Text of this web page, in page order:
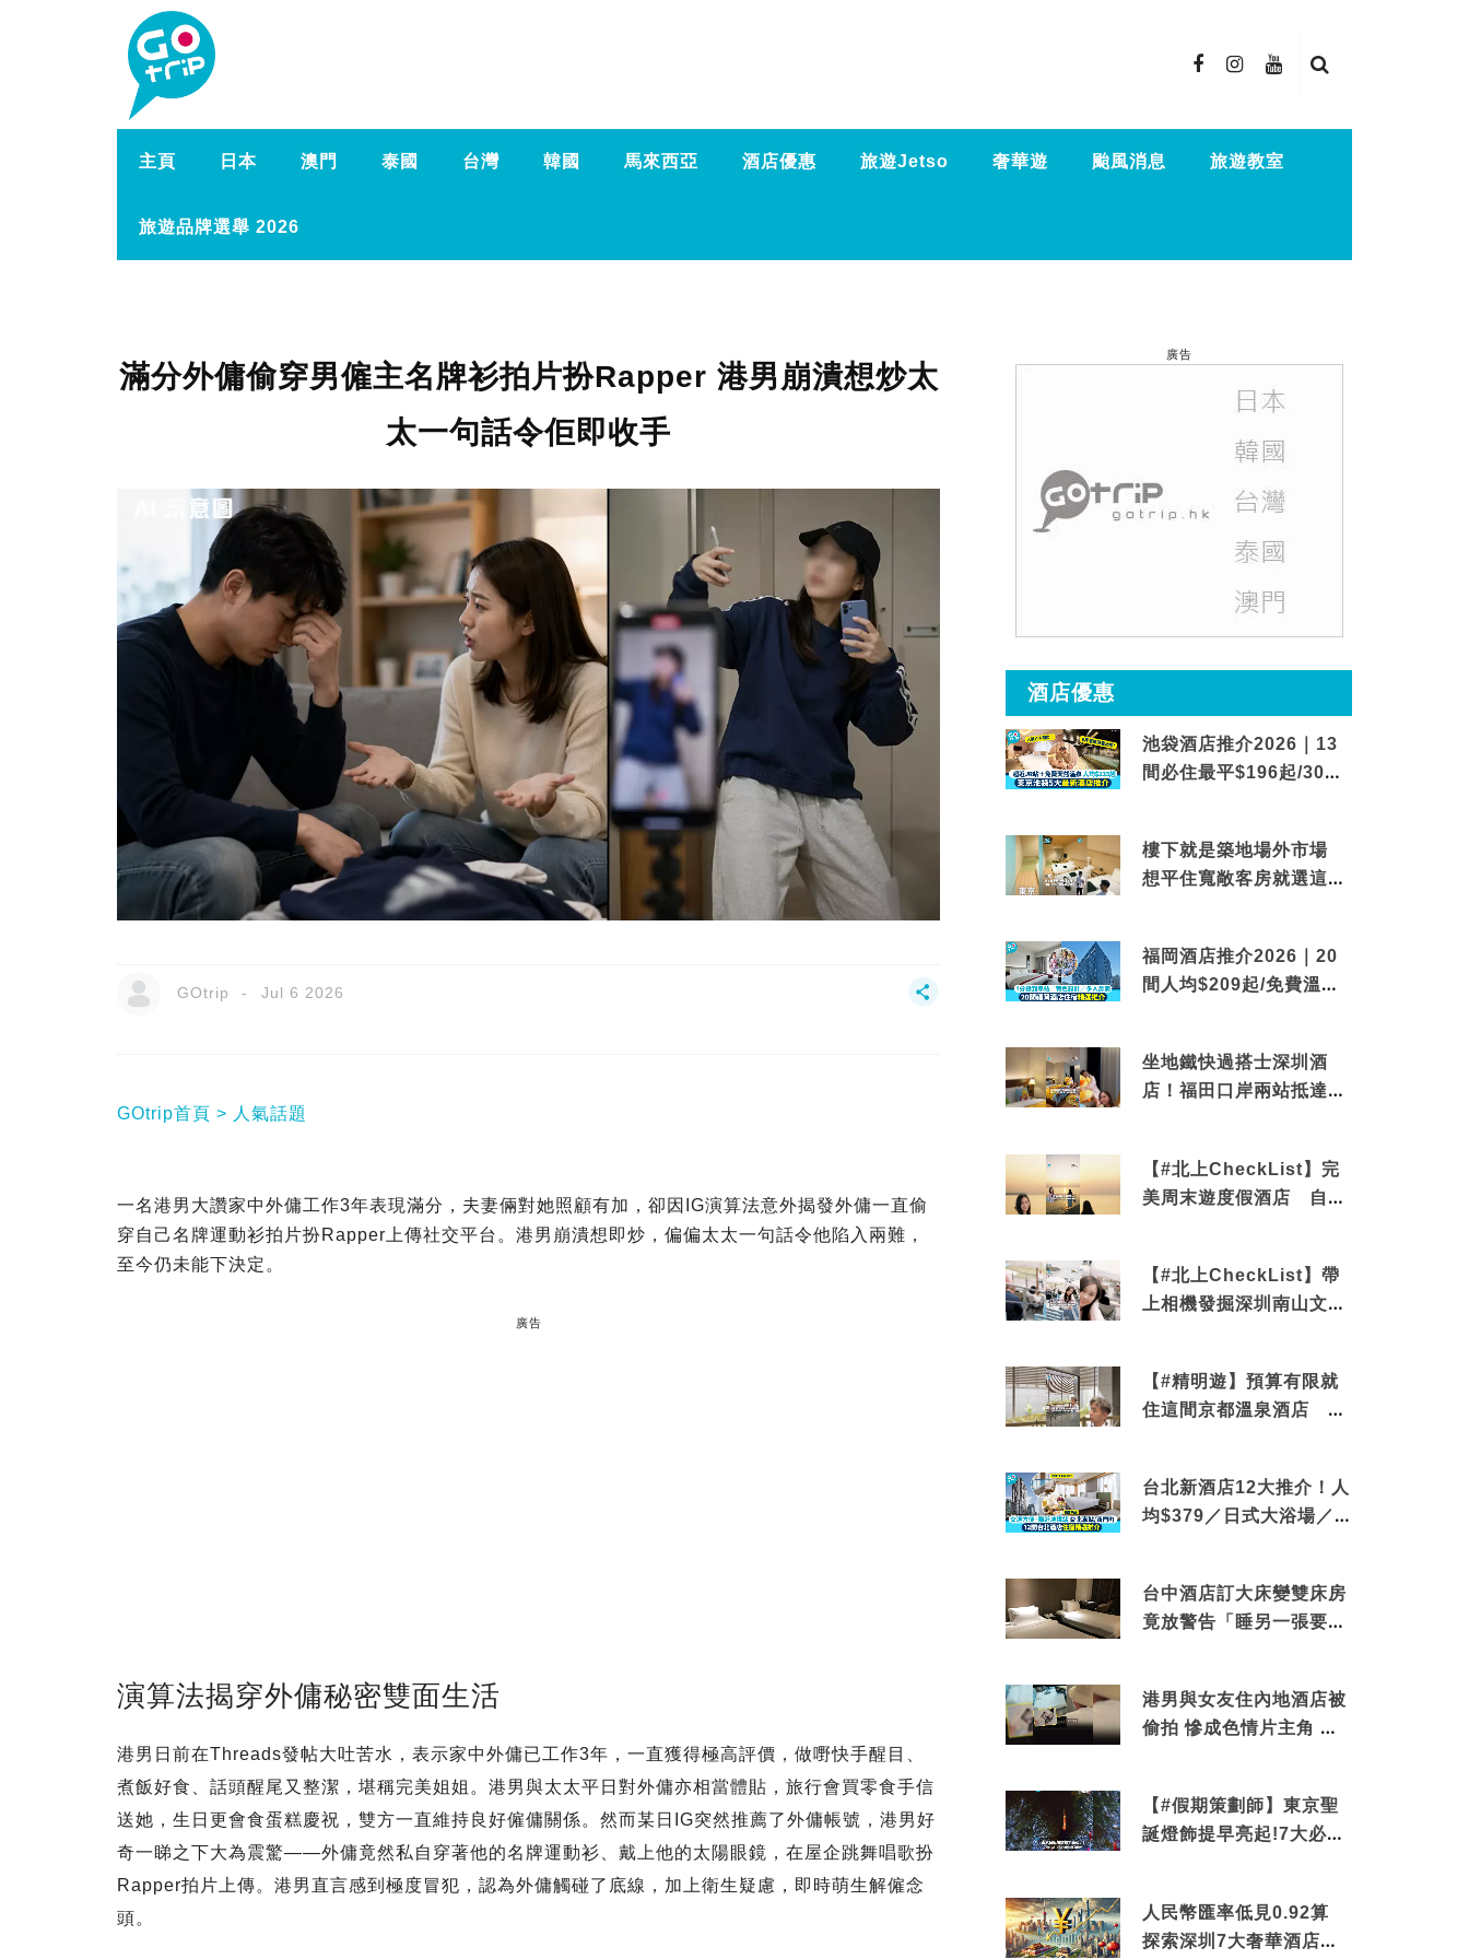
主頁 日本 澳門 泰國 台灣 韓國 馬來西亞 酒店優惠 旅遊Jetso 奢華遊 颱風消息 旅遊教室
旅遊品牌選舉 2026
滿分外傭偷穿男僱主名牌衫拍片扮Rapper 港男崩潰想炒太
太一句話令佢即收手
GOtrip Jul 6 2026
GOtrip首頁 人氣話題
一名港男大讚家中外傭工作3年表現滿分，夫妻倆對她照顧有加，卻因IG演算法意外揭發外傭一直偷
穿自己名牌運動衫拍片扮Rapper上傳社交平台。港男崩潰想即炒，偏偏太太一句話令他陷入兩難，
至今仍未能下決定。
廣告
演算法揭穿外傭秘密雙面生活
港男日前在Threads發帖大吐苦水，表示家中外傭已工作3年，一直獲得極高評價，做嘢快手醒目、
煮飯好食、話頭醒尾又整潔，堪稱完美姐姐。港男與太太平日對外傭亦相當體貼，旅行會買零食手信
送她，生日更會食蛋糕慶祝，雙方一直維持良好僱傭關係。然而某日IG突然推薦了外傭帳號，港男好
奇一睇之下大為震驚——外傭竟然私自穿著他的名牌運動衫、戴上他的太陽眼鏡，在屋企跳舞唱歌扮
Rapper拍片上傳。港男直言感到極度冒犯，認為外傭觸碰了底線，加上衛生疑慮，即時萌生解僱念
頭。
廣告
酒店優惠
池袋酒店推介2026｜13
間必住最平$196起/30秒
樓下就是築地場外市場
想平住寬敞客房就選這間
福岡酒店推介2026｜20
間人均$209起/免費溫泉/
坐地鐵快過搭士深圳酒
店！福田口岸兩站抵達
【#北上CheckList】完
美周末遊度假酒店 自帶
【#北上CheckList】帶
上相機發掘深圳南山文藝
【#精明遊】預算有限就
住這間京都溫泉酒店 車
台北新酒店12大推介！人
均$379／日式大浴場／1
台中酒店訂大床變雙床房
竟放警告「睡另一張要加
港男與女友住內地酒店被
偷拍 慘成色情片主角 鏡
【#假期策劃師】東京聖
誕燈飾提早亮起!7大必去
人民幣匯率低見0.92算
探索深圳7大奢華酒店體